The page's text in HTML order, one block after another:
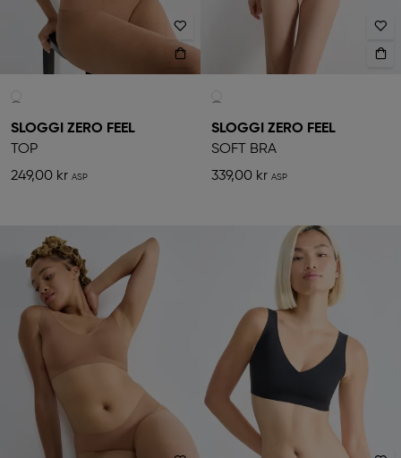
SLOGGI ZERO FEEL
TOP
249,00 kr
SLOGGI ZERO FEEL
SOFT BRA
339,00 kr